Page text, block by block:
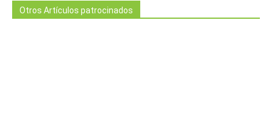
Otros Artículos patrocinados